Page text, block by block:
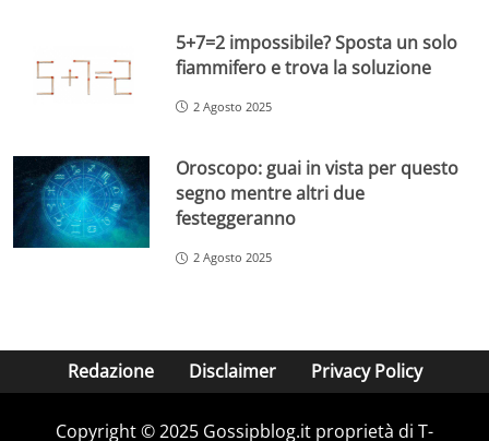
5+7=2 impossibile? Sposta un solo
fiammifero e trova la soluzione
2 Agosto 2025
Oroscopo: guai in vista per questo
segno mentre altri due
festeggeranno
2 Agosto 2025
Redazione Disclaimer Privacy Policy
Copyright © 2025 Gossipblog.it proprietà di T-